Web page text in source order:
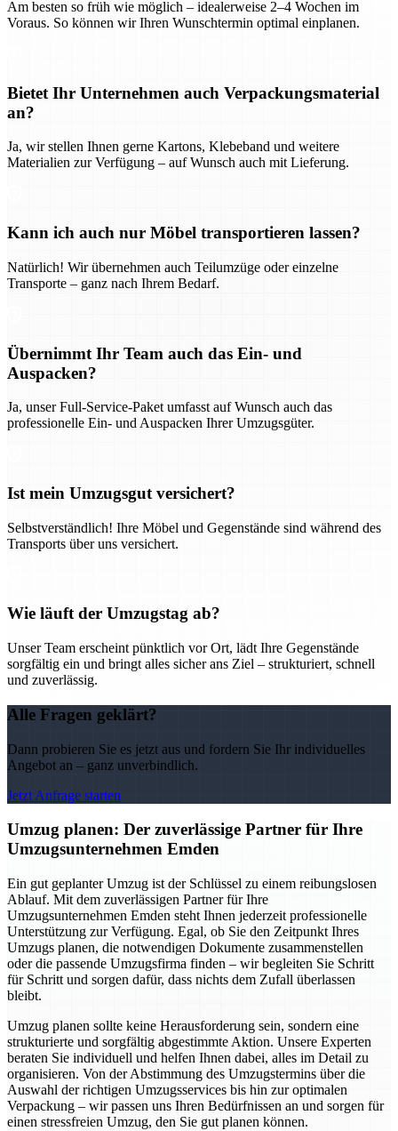
Am besten so früh wie möglich – idealerweise 2–4 Wochen im
Voraus. So können wir Ihren Wunschtermin optimal einplanen.
Bietet Ihr Unternehmen auch Verpackungsmaterial
an?
Ja, wir stellen Ihnen gerne Kartons, Klebeband und weitere
Materialien zur Verfügung – auf Wunsch auch mit Lieferung.
Kann ich auch nur Möbel transportieren lassen?
Natürlich! Wir übernehmen auch Teilumzüge oder einzelne
Transporte – ganz nach Ihrem Bedarf.
Übernimmt Ihr Team auch das Ein- und
Auspacken?
Ja, unser Full-Service-Paket umfasst auf Wunsch auch das
professionelle Ein- und Auspacken Ihrer Umzugsgüter.
Ist mein Umzugsgut versichert?
Selbstverständlich! Ihre Möbel und Gegenstände sind während des
Transports über uns versichert.
Wie läuft der Umzugstag ab?
Unser Team erscheint pünktlich vor Ort, lädt Ihre Gegenstände
sorgfältig ein und bringt alles sicher ans Ziel – strukturiert, schnell
und zuverlässig.
Alle Fragen geklärt?
Dann probieren Sie es jetzt aus und fordern Sie Ihr individuelles
Angebot an – ganz unverbindlich.
Jetzt Anfrage starten
Umzug planen: Der zuverlässige Partner für Ihre
Umzugsunternehmen Emden
Ein gut geplanter Umzug ist der Schlüssel zu einem reibungslosen
Ablauf. Mit dem zuverlässigen Partner für Ihre
Umzugsunternehmen Emden steht Ihnen jederzeit professionelle
Unterstützung zur Verfügung. Egal, ob Sie den Zeitpunkt Ihres
Umzugs planen, die notwendigen Dokumente zusammenstellen
oder die passende Umzugsfirma finden – wir begleiten Sie Schritt
für Schritt und sorgen dafür, dass nichts dem Zufall überlassen
bleibt.
Umzug planen sollte keine Herausforderung sein, sondern eine
strukturierte und sorgfältig abgestimmte Aktion. Unsere Experten
beraten Sie individuell und helfen Ihnen dabei, alles im Detail zu
organisieren. Von der Abstimmung des Umzugstermins über die
Auswahl der richtigen Umzugsservices bis hin zur optimalen
Verpackung – wir passen uns Ihren Bedürfnissen an und sorgen für
einen stressfreien Umzug, den Sie gut planen können.